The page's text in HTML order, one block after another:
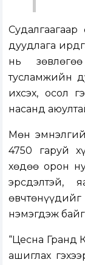
дуудлага
нь
тусламжийн
ихсэх, осол
насанд
Мөн
4750 гаруй
хөдөө орон
эрсдэлтэй,
өвчтөнүүдийг
нэмэгдэж
“Цесна Гранд
ашиглах